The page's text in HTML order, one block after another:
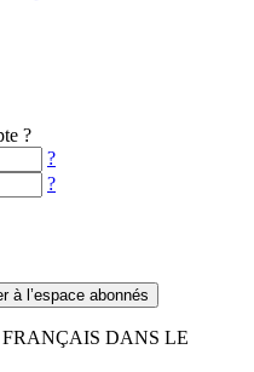
?
?
?
FRANÇAIS DANS LE